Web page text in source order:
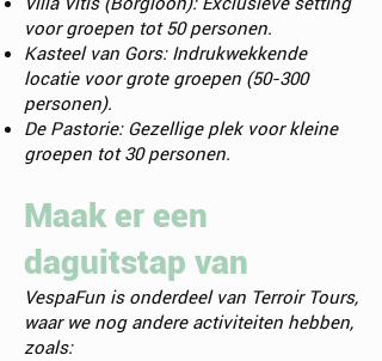
voor groepen tot 50 personen.
Kasteel van Gors: Indrukwekkende
locatie voor grote groepen (50-300
personen).
De Pastorie: Gezellige plek voor kleine
groepen tot 30 personen.
Maak er een
daguitstap van
VespaFun is onderdeel van Terroir Tours,
waar we nog andere activiteiten hebben,
zoals: